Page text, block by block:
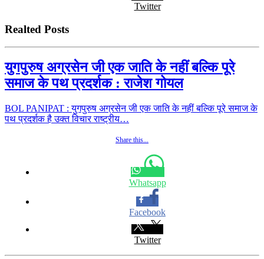
Twitter
Realted Posts
युगपुरुष अग्रसेन जी एक जाति के नहीं बल्कि पूरे
समाज के पथ प्रदर्शक : राजेश गोयल
BOL PANIPAT : युगपुरुष अग्रसेन जी एक जाति के नहीं बल्कि पूरे समाज के
पथ प्रदर्शक है उक्त विचार राष्ट्रीय…
Share this...
Whatsapp
Facebook
Twitter